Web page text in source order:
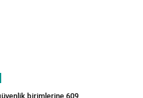
birimlerine 609